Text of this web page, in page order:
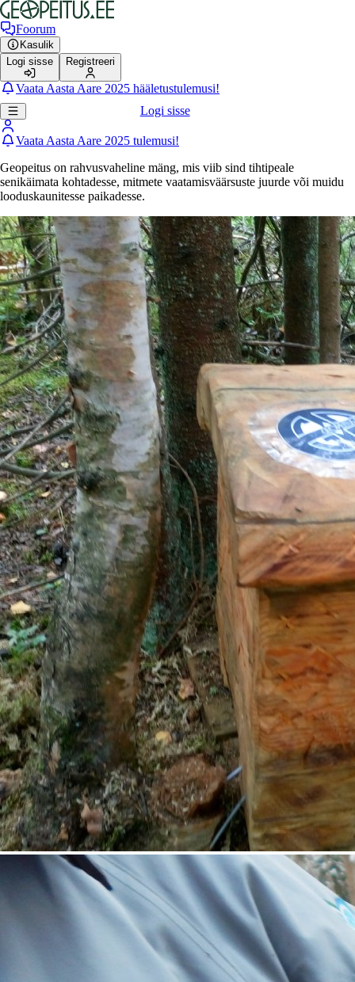
Foorum
Kasulik
Logi sisse
Registreeri
Vaata Aasta Aare 2025 hääletustulemusi!
Logi sisse
Vaata Aasta Aare 2025 tulemusi!
Geopeitus on rahvusvaheline mäng, mis viib sind tihtipeale
senikäimata kohtadesse, mitmete vaatamisväärsuste juurde või muidu
looduskaunitesse paikadesse.